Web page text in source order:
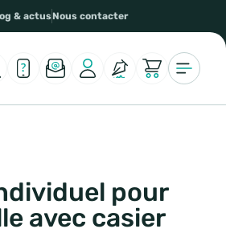
& actusNous contacter
pour
avec casier